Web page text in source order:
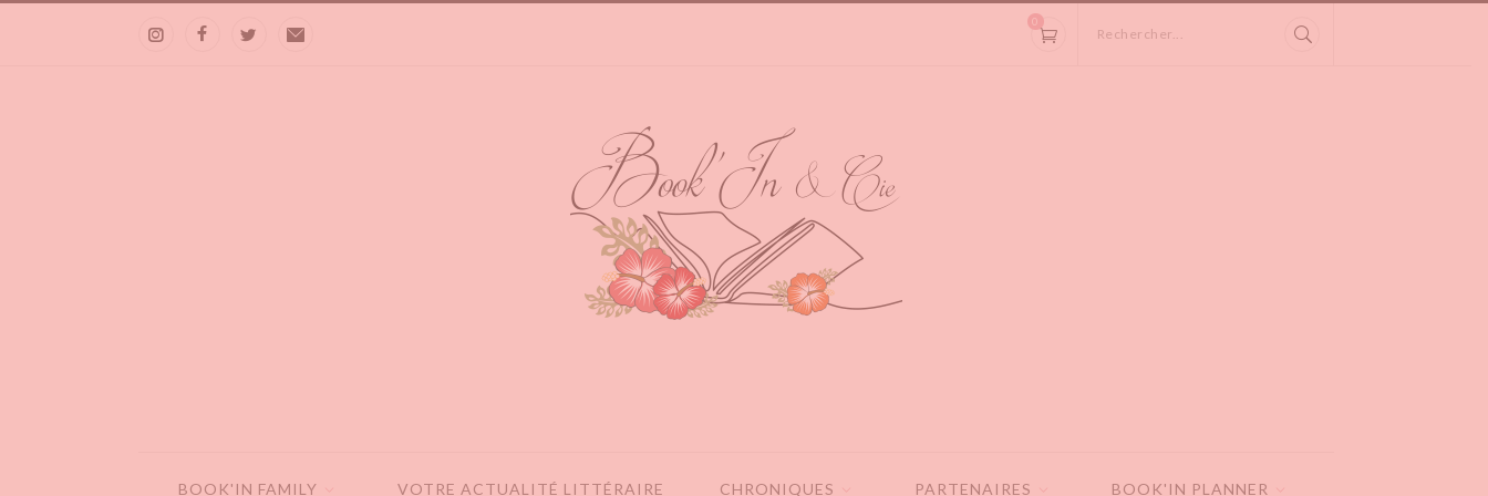
Rechercher...
0
BOOK'IN FAMILY VOTRE ACTUALITÉ LITTÉRAIRE CHRONIQUES PARTENAIRES BOOK'IN PLANNER